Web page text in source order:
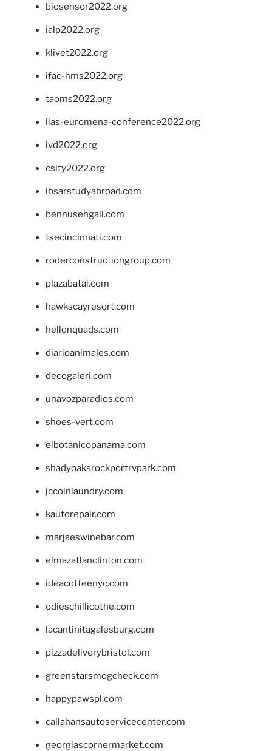
biosensor2022.org
ialp2022.org
klivet2022.org
ifac-hms2022.org
taoms2022.org
iias-euromena-conference2022.org
ivd2022.org
csity2022.org
ibsarstudyabroad.com
bennusehgall.com
tsecincinnati.com
roderconstructiongroup.com
plazabatai.com
hawkscayresort.com
hellonquads.com
diarioanimales.com
decogaleri.com
unavozparadios.com
shoes-vert.com
elbotanicopanama.com
shadyoaksrockportrvpark.com
jccoinlaundry.com
kautorepair.com
marjaeswinebar.com
elmazatlanclinton.com
ideacoffeenyc.com
odieschillicothe.com
lacantinitagalesburg.com
pizzadeliverybristol.com
greenstarsmogcheck.com
happypawspl.com
callahansautoservicecenter.com
georgiascornermarket.com